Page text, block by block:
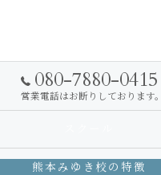
080-7880-0415
営業電話はお断りしております。
熊本みゆき校の特徴